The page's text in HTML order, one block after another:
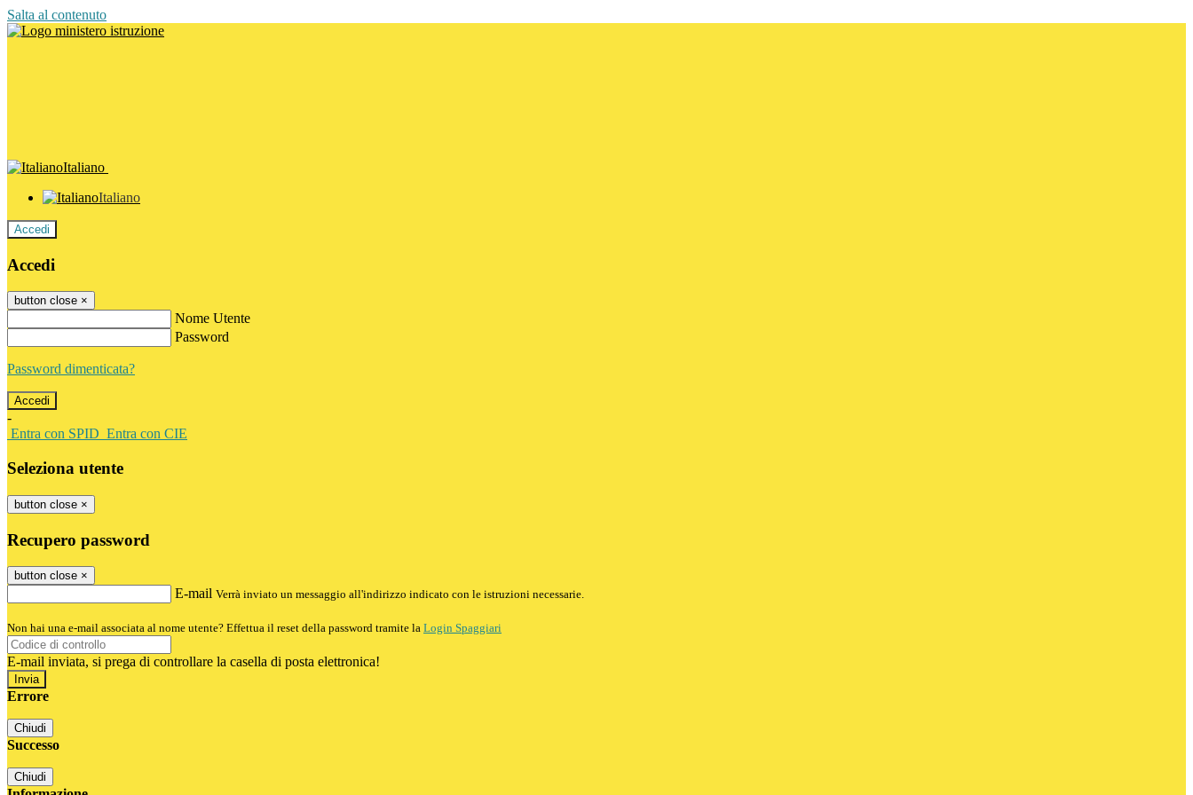
Salta al contenuto
Italiano
Italiano
Accedi
Accedi
button close ×
Nome Utente
Password
Password dimenticata?
-
Entra con SPID Entra con CIE
Seleziona utente
button close ×
Recupero password
button close ×
E-mail Verrà inviato un messaggio all'indirizzo indicato con le istruzioni necessarie.
Non hai una e-mail associata al nome utente? Effettua il reset della password tramite la Login Spaggiari
E-mail inviata, si prega di controllare la casella di posta elettronica!
Errore
Chiudi
Successo
Chiudi